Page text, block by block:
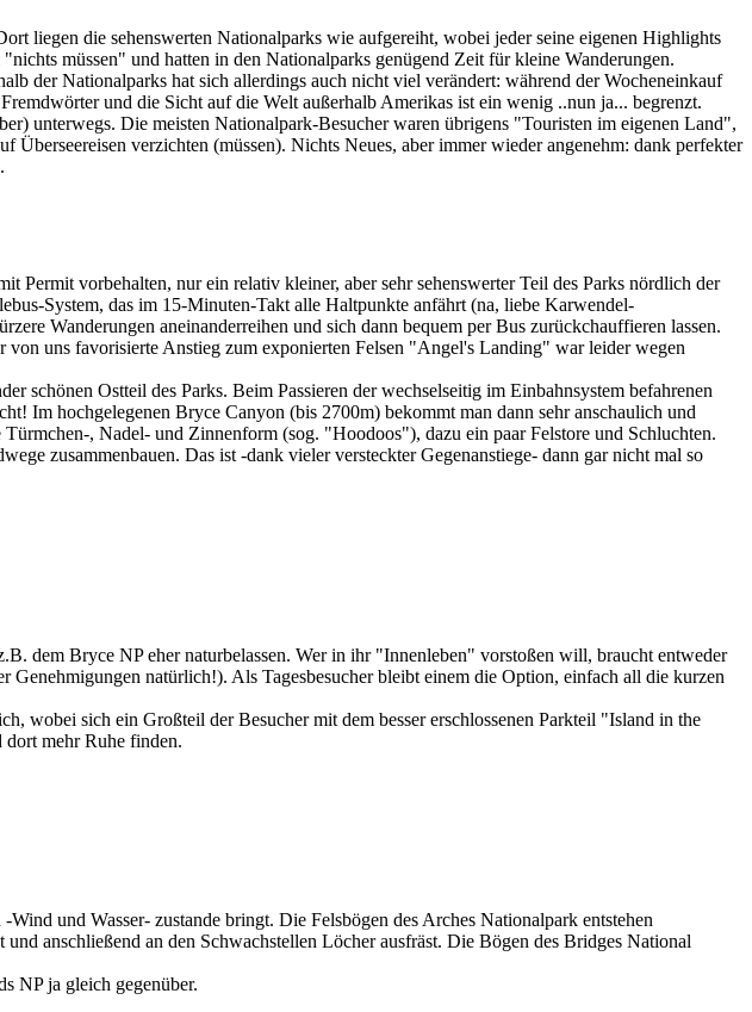
liegen die sehenswerten Nationalparks wie aufgereiht, wobei jeder seine eigenen Highlights
müssen" und hatten in den Nationalparks genügend Zeit für kleine Wanderungen.
der Nationalparks hat sich allerdings auch nicht viel verändert: während der Wocheneinkauf
und die Sicht auf die Welt außerhalb Amerikas ist ein wenig ..nun ja... begrenzt.
unterwegs. Die meisten Nationalpark-Besucher waren übrigens "Touristen im eigenen Land",
verzichten (müssen). Nichts Neues, aber immer wieder angenehm: dank perfekter
Permit vorbehalten, nur ein relativ kleiner, aber sehr sehenswerter Teil des Parks nördlich der
System, das im 15-Minuten-Takt alle Haltpunkte anfährt (na, liebe Karwendel-
Wanderungen aneinanderreihen und sich dann bequem per Bus zurückchauffieren lassen.
uns favorisierte Anstieg zum exponierten Felsen "Angel's Landing" war leider wegen
Ostteil des Parks. Beim Passieren der wechselseitig im Einbahnsystem befahrenen
Im hochgelegenen Bryce Canyon (bis 2700m) bekommt man dann sehr anschaulich und
, Nadel- und Zinnenform (sog. "Hoodoos"), dazu ein paar Felstore und Schluchten.
zusammenbauen. Das ist -dank vieler versteckter Gegenanstiege- dann gar nicht mal so
dem Bryce NP eher naturbelassen. Wer in ihr "Innenleben" vorstoßen will, braucht entweder
natürlich!). Als Tagesbesucher bleibt einem die Option, einfach all die kurzen
wobei sich ein Großteil der Besucher mit dem besser erschlossenen Parkteil "Island in the
mehr Ruhe finden.
und Wasser- zustande bringt. Die Felsbögen des Arches Nationalpark entstehen
anschließend an den Schwachstellen Löcher ausfräst. Die Bögen des Bridges National
NP ja gleich gegenüber.